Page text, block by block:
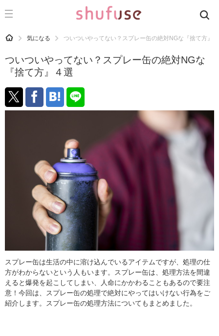
CATEGORY 記事カテゴリ
運気
洗濯
生活の知恵
マナー
食材辞典
おすすめ
HOME 気になる ついついやってない？スプレー缶の絶対NGな『捨て方』
ついついやってない？スプレー缶の絶対NGな
『捨て方』４選
スプレー缶は生活の中に溶け込んでいるアイテムですが、処理の仕
方がわからないという人もいます。スプレー缶は、処理方法を間違
えると爆発を起こしてしまい、人命にかかわることもあるので要注
意！今回は、スプレー缶の処理で絶対にやってはいけない行為をご
紹介します。スプレー缶の処理方法についてもまとめました。